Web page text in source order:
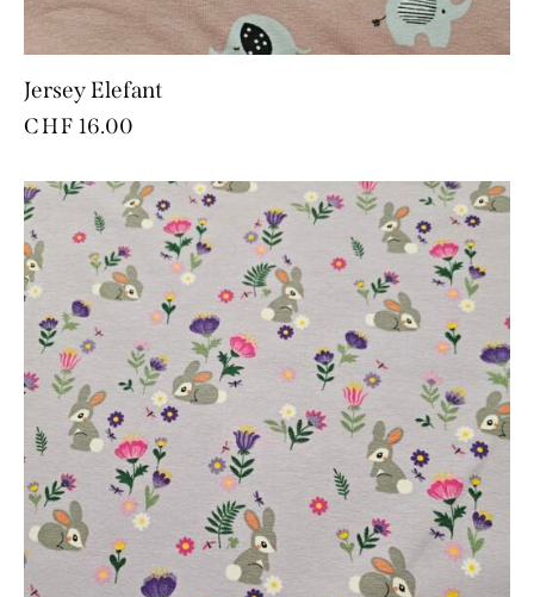
Jersey Elefant
CHF 16.00